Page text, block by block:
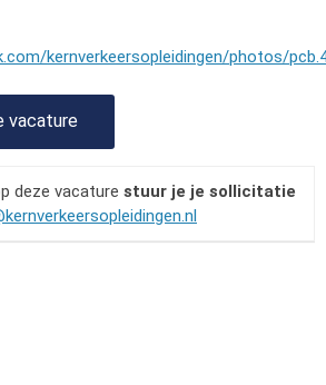
kernverkeersopleidingen/photos/
deze vacature stuur je je sollicitatie